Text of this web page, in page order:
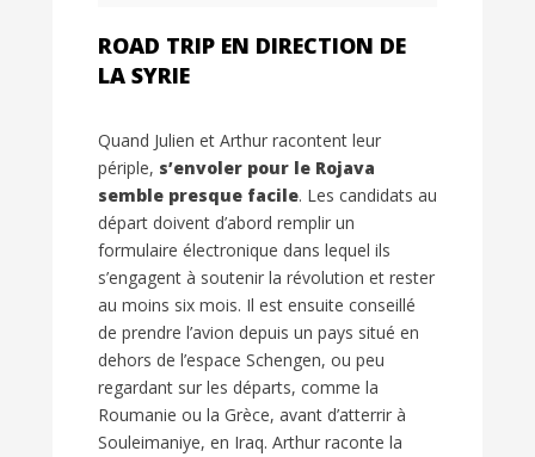
ROAD TRIP EN DIRECTION DE
LA SYRIE
Quand Julien et Arthur racontent leur
périple, s’envoler pour le Rojava
semble presque facile. Les candidats au
départ doivent d’abord remplir un
formulaire électronique dans lequel ils
s’engagent à soutenir la révolution et rester
au moins six mois. Il est ensuite conseillé
de prendre l’avion depuis un pays situé en
dehors de l’espace Schengen, ou peu
regardant sur les départs, comme la
Roumanie ou la Grèce, avant d’atterrir à
Souleimaniye, en Iraq. Arthur raconte la